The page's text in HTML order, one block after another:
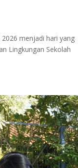
menjadi hari yang
Lingkungan Sekolah